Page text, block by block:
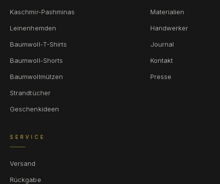
Kaschmir-Pashminas
Leinenhemden
Baumwoll-T-Shirts
Baumwoll-Shorts
Baumwollmützen
Strandtücher
Geschenkideen
Materialien
Handwerker
Journal
Kontakt
Presse
SERVICE
Versand
Rückgabe